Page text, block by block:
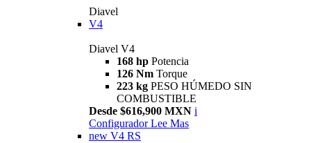
Diavel
V4
Diavel V4
168 hp Potencia
126 Nm Torque
223 kg PESO HÚMEDO SIN
COMBUSTIBLE
Desde $616,900 MXN i
Configurador Lee Mas
new V4 RS